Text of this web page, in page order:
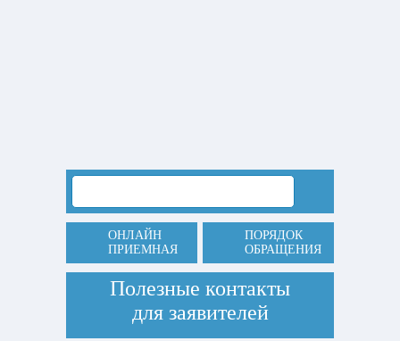
ОНЛАЙН
ПРИЕМНАЯ
ПОРЯДОК
ОБРАЩЕНИЯ
Полезные контакты
для заявителей